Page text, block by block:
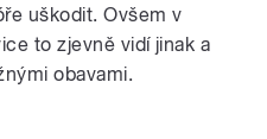
uškodit. Ovšem v
to zjevně vidí jinak a
obavami.